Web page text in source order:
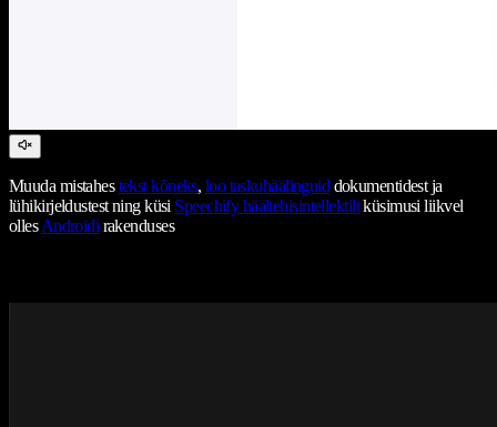
Muuda mistahestekst kõneks, loo taskuhäälinguiddokumentidest ja
lühikirjeldustest ning küsi Speechify häältehisintellektiltküsimusi liikvel
ollesAndroidirakenduses